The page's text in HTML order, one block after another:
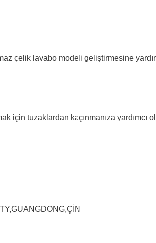
çelik lavabo modeli geliştirmesine
için tuzaklardan kaçınmanıza yardımcı